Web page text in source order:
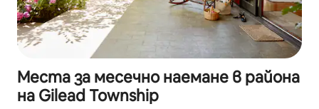
Места за месечно наемане в района
на Gilead Township